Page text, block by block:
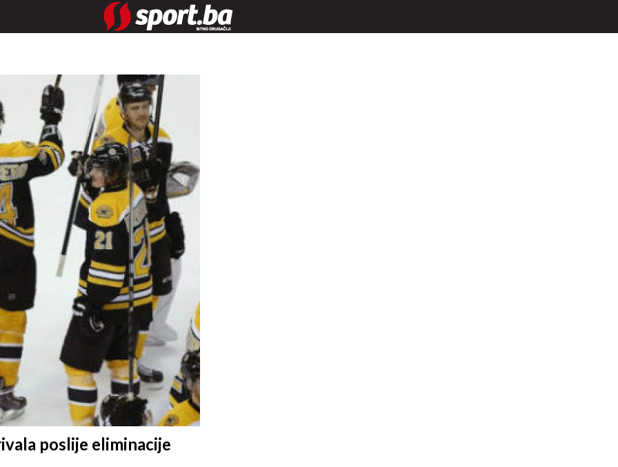
poslije eliminacije